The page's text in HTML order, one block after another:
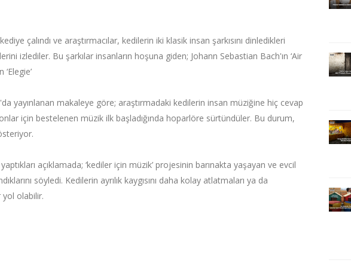
çalındı ve araştırmacılar, kedilerin iki klasik insan şarkısını dinledikleri
izlediler. Bu şarkılar insanların hoşuna giden; Johann Sebastian Bach'ın ‘Air
yayınlanan makaleye göre; araştırmadaki kedilerin insan müziğine hiç cevap
için bestelenen müzik ilk başladığında hoparlöre sürtündüler. Bu durum,
açıklamada; ‘kediler için müzik’ projesinin barınakta yaşayan ve evcil
söyledi. Kedilerin ayrılık kaygısını daha kolay atlatmaları ya da
yol olabilir.